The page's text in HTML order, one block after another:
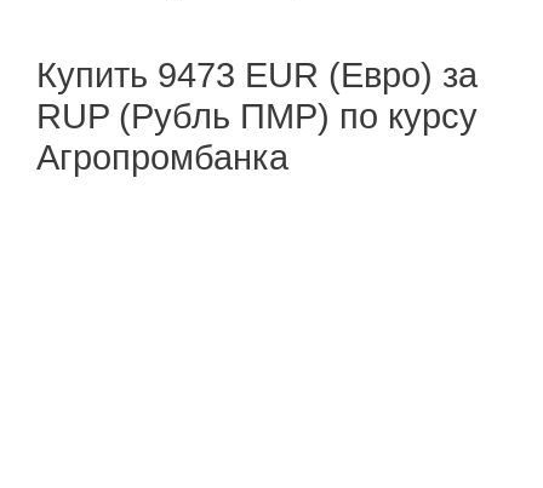
Купить 9473 EUR (Евро) за
RUP (Рубль ПМР) по курсу
Агропромбанка